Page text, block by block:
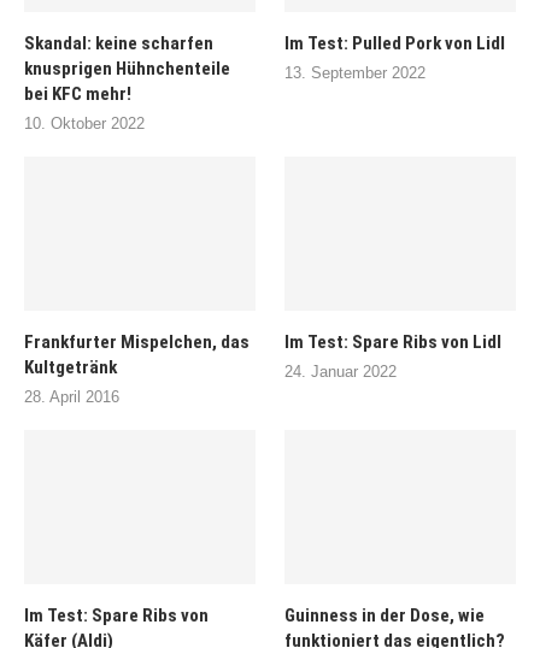
Skandal: keine scharfen
knusprigen Hühnchenteile
bei KFC mehr!
10. Oktober 2022
Im Test: Pulled Pork von Lidl
13. September 2022
Frankfurter Mispelchen, das
Kultgetränk
28. April 2016
Im Test: Spare Ribs von Lidl
24. Januar 2022
Im Test: Spare Ribs von
Käfer (Aldi)
Guinness in der Dose, wie
funktioniert das eigentlich?